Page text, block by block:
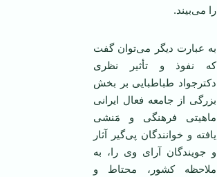
را می‌بیند.
به عبارت دیگر می‌توان گفت
که نفوذ و تأثیر نظری
دکترجواد طباطبایی بر بخش
بزرگی از جامعه فعال ایرانی
ماهیتی فرهنگی و مَنشی
یافته و خوانندگان پی‌گیر آثار
و جویندگان آرای وی را، به
ملاحظه کشور، محتاط و